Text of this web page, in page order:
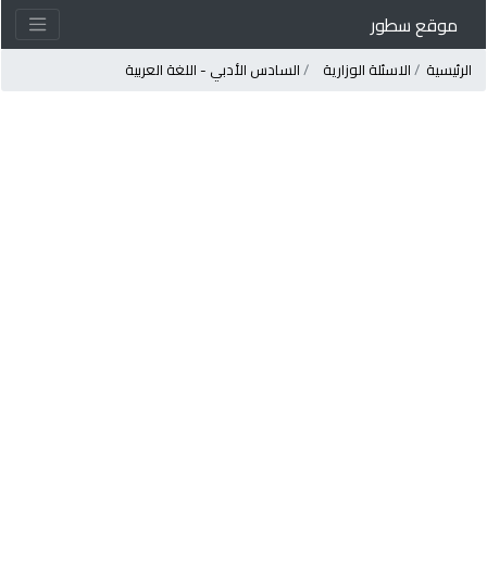
موقع سطور
الرئيسية الاسئلة الوزارية السادس الأدبي - اللغة العربية